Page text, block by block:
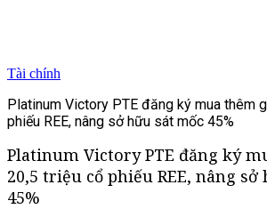
Tài chính
Platinum Victory PTE đăng ký mua thêm
phiếu REE, nâng sở hữu sát mốc 45%
Platinum Victory PTE đăng ký
20,5 triệu cổ phiếu REE, nâng sở
45%